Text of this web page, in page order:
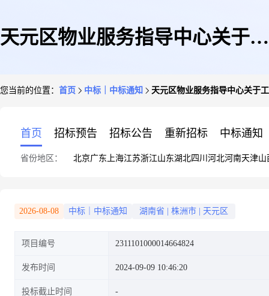
天元区物业服务指导中心关于工
您当前的位置： 首页 中标｜中标通知 天元区物业服务指导中心关于
首页 招标预告 招标公告 重新招标 中标通知
省份地区： 北京广东 上海江苏浙江山东湖北四川 河北河南天津山
2026-08-08 中标｜中标通知 湖南省 株洲市 天元区
项目编号 2311101000014664824
发布时间 2024-09-09 10:46:20
投标截止时间